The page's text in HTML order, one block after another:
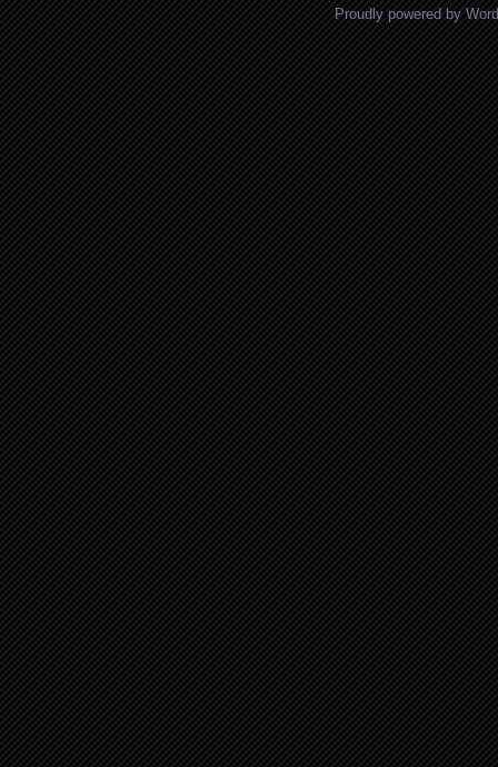
Proudly powered by